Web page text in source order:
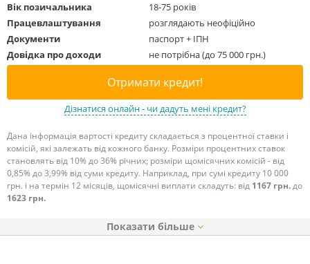
Вік позичальника
18-75 років
Працевлаштування
розглядають неофіційно
Документи
паспорт + ІПН
Довідка про доходи
не потрібна (до 75 000 грн.)
Отримати кредит!
Дізнатися онлайн - чи дадуть мені кредит?
Дана інформація вартості кредиту складається з процентної ставки і
комісій, які залежать від кожного банку. Розміри процентних ставок
становлять від 10% до 36% річних; розміри щомісячних комісій - від
0,85% до 3,99% від суми кредиту. Наприклад, при сумі кредиту 10 000
грн. і на термін 12 місяців, щомісячні виплати складуть: від 1167 грн.до
1623 грн.
Показати